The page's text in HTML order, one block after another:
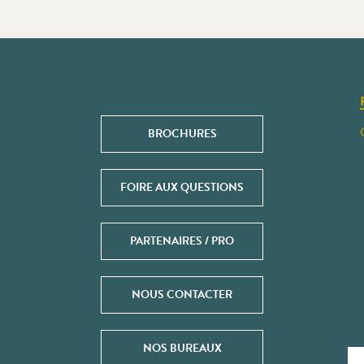
BROCHURES
FOIRE AUX QUESTIONS
PARTENAIRES / PRO
NOUS CONTACTER
NOS BUREAUX